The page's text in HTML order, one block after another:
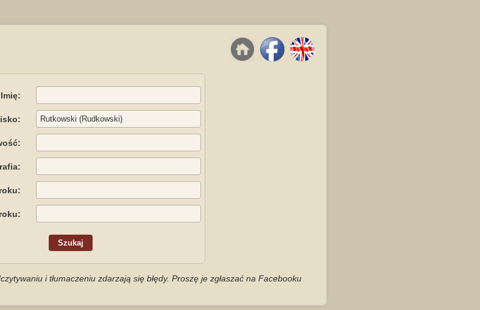
Imię:
i tłumaczeniu zdarzają się błędy. Proszę je zgłaszać na Facebooku